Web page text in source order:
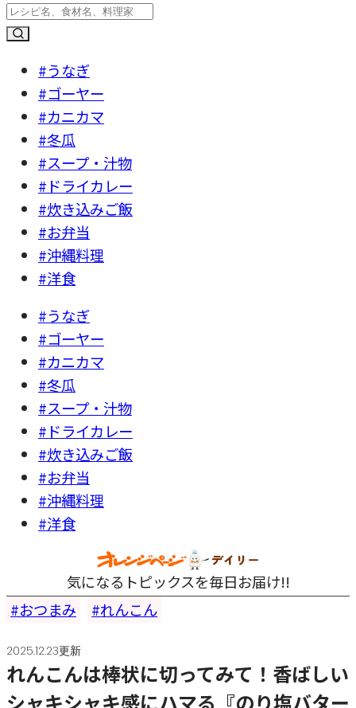
#うなぎ
#ゴーヤー
#カニカマ
#冬瓜
#スープ・汁物
#ドライカレー
#炊き込みご飯
#お弁当
#沖縄料理
#洋食
#うなぎ
#ゴーヤー
#カニカマ
#冬瓜
#スープ・汁物
#ドライカレー
#炊き込みご飯
#お弁当
#沖縄料理
#洋食
気になるトピックスを毎日お届け!!
おつまみ
れんこん
2025.12.23更新
れんこんは棒状に切ってみて！香ばしい
シャキシャキ感にハマる『のり塩バター